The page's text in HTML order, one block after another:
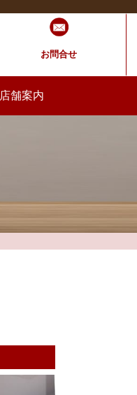
お問合せ
店舗案内